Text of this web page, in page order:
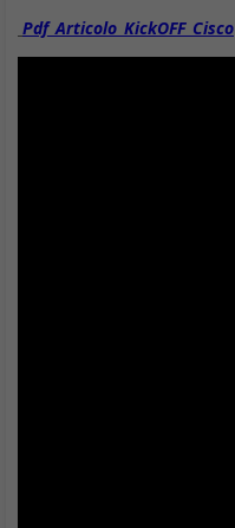
Pdf_Articolo_KickOFF_Cisco